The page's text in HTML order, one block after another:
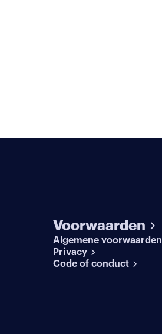
Voorwaarden
Algemene voorwaarden
Privacy
Code of conduct